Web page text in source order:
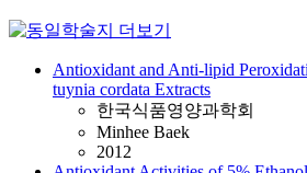
Antioxidant and Anti-lipid
tuynia cordata Extracts
한국식품영양과학회
Minhee Baek
2012